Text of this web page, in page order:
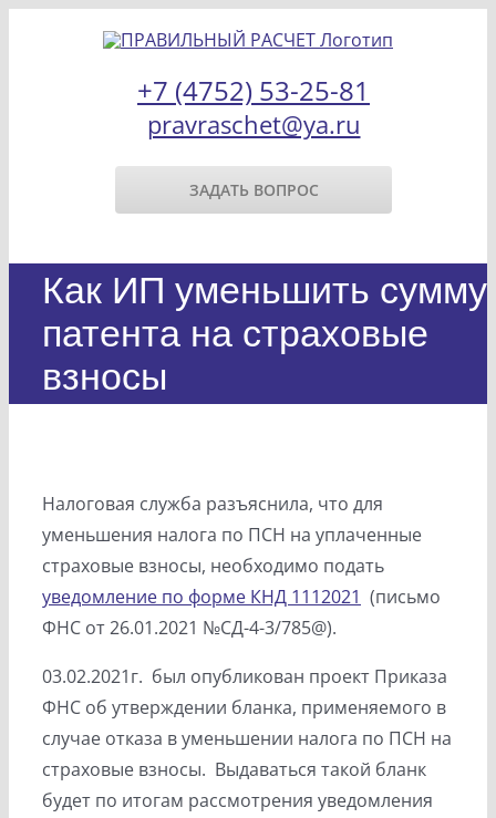
+7 (4752) 53-25-81
pravraschet@ya.ru
ЗАДАТЬ ВОПРОС
Как ИП уменьшить сумму
патента на страховые
взносы
Налоговая служба разъяснила, что для
уменьшения налога по ПСН на уплаченные
страховые взносы, необходимо подать
уведомление по форме КНД 1112021 (письмо
ФНС от 26.01.2021 №СД-4-3/785@).
03.02.2021г. был опубликован проект Приказа
ФНС об утверждении бланка, применяемого в
случае отказа в уменьшении налога по ПСН на
страховые взносы. Выдаваться такой бланк
будет по итогам рассмотрения уведомления